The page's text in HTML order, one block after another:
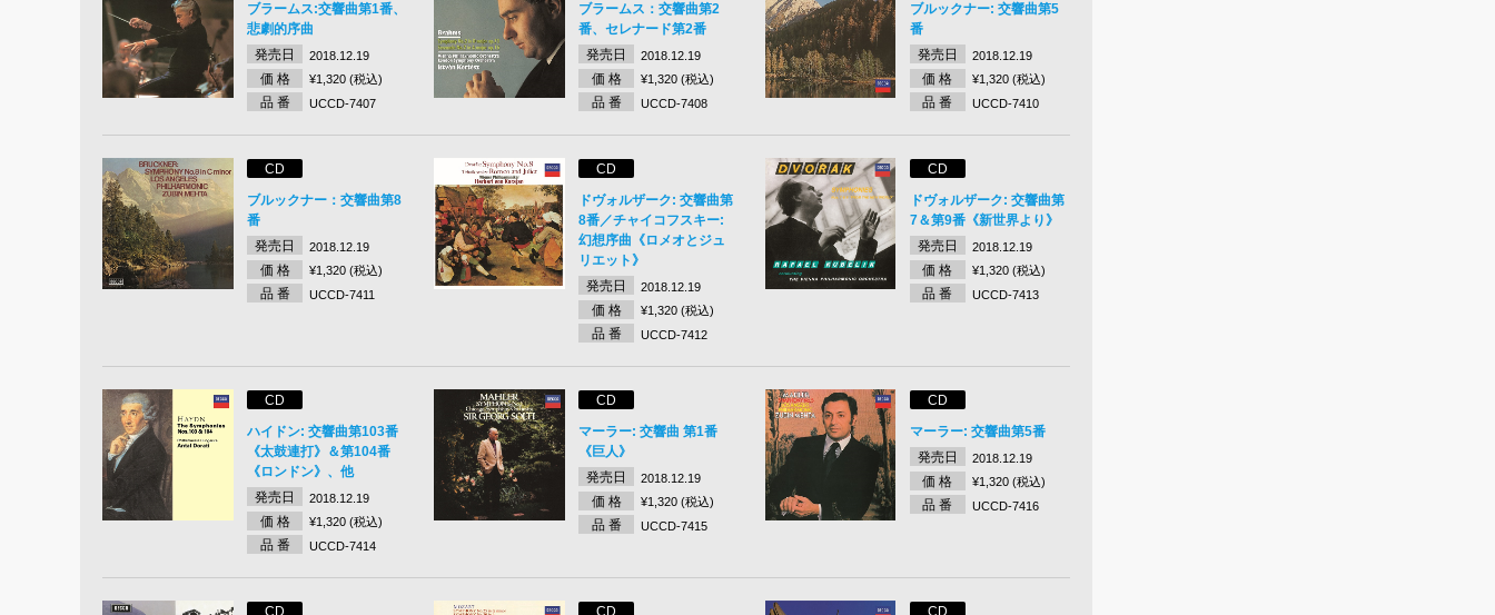
ブラームス:交響曲第1番、
悲劇的序曲
発売日
2018.12.19
価 格 ¥1,320 (税込)
品 番 UCCD-7407
ブラームス：交響曲第2
番、セレナード第2番
発売日
2018.12.19
価 格 ¥1,320 (税込)
品 番 UCCD-7408
ブルックナー: 交響曲第5
番
発売日
2018.12.19
価 格 ¥1,320 (税込)
品 番 UCCD-7410
CD
ブルックナー：交響曲第8
番
発売日
2018.12.19
価 格 ¥1,320 (税込)
品 番 UCCD-7411
CD
ドヴォルザーク: 交響曲第
8番／チャイコフスキー:
幻想序曲《ロメオとジュ
リエット》
発売日
2018.12.19
価 格 ¥1,320 (税込)
品 番 UCCD-7412
CD
ドヴォルザーク: 交響曲第
7＆第9番《新世界より》
発売日
2018.12.19
価 格 ¥1,320 (税込)
品 番 UCCD-7413
CD
ハイドン: 交響曲第103番
《太鼓連打》＆第104番
《ロンドン》、他
発売日
2018.12.19
価 格 ¥1,320 (税込)
品 番 UCCD-7414
CD
マーラー: 交響曲 第1番
《巨人》
発売日
2018.12.19
価 格 ¥1,320 (税込)
品 番 UCCD-7415
CD
マーラー: 交響曲第5番
発売日
2018.12.19
価 格 ¥1,320 (税込)
品 番 UCCD-7416
CD
CD
CD